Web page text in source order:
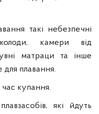
такі небезпечні
камери від
матраци та інше
плавання.
час купання.
які йдуть